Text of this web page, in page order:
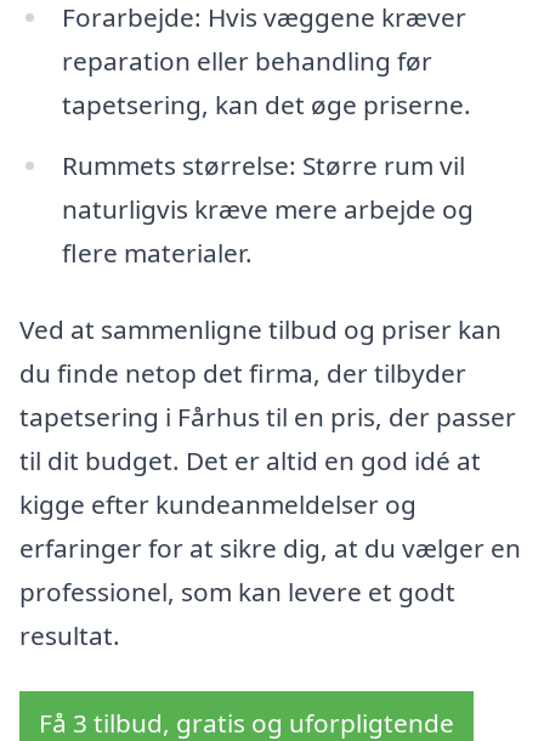
Forarbejde: Hvis væggene kræver
reparation eller behandling før
tapetsering, kan det øge priserne.
Rummets størrelse: Større rum vil
naturligvis kræve mere arbejde og
flere materialer.
Ved at sammenligne tilbud og priser kan
du finde netop det firma, der tilbyder
tapetsering i Fårhus til en pris, der passer
til dit budget. Det er altid en god idé at
kigge efter kundeanmeldelser og
erfaringer for at sikre dig, at du vælger en
professionel, som kan levere et godt
resultat.
Få 3 tilbud, gratis og uforpligtende